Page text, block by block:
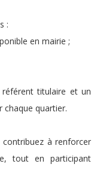
:
en mairie ;
référent titulaire et un
chaque quartier.
à renforcer
tout en participant